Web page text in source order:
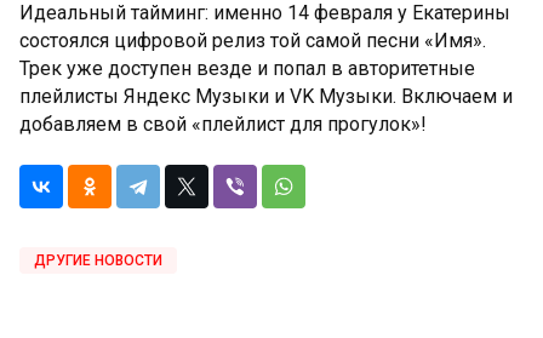
Идеальный тайминг: именно 14 февраля у Екатерины
состоялся цифровой релиз той самой песни «Имя».
Трек уже доступен везде и попал в авторитетные
плейлисты Яндекс Музыки и VK Музыки. Включаем и
добавляем в свой «плейлист для прогулок»!
ДРУГИЕ НОВОСТИ